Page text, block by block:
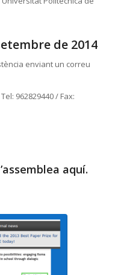
de 2014
enviant un correu
962829440 / Fax:
aquí.